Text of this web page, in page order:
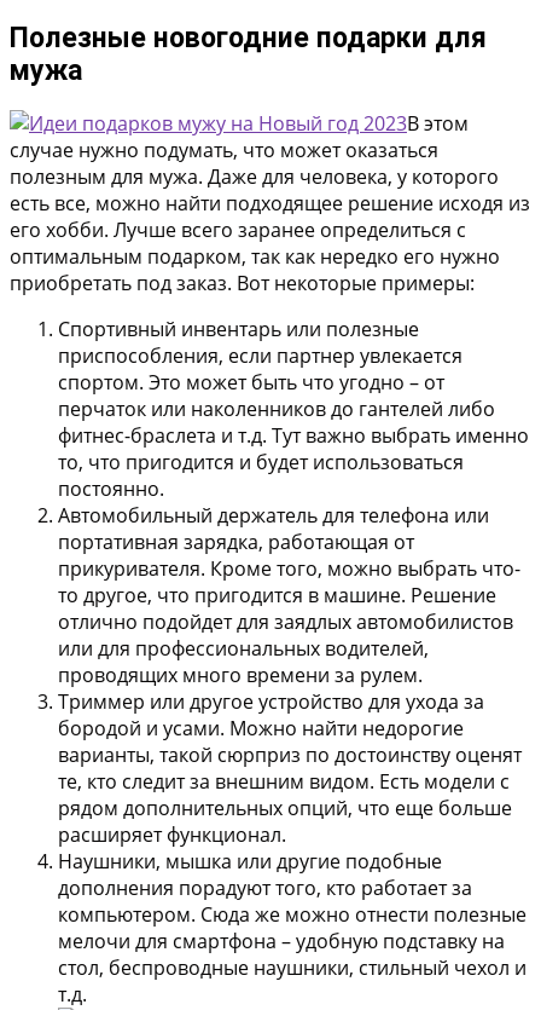
Полезные новогодние подарки для
мужа
В этом
случае нужно подумать, что может оказаться
полезным для мужа. Даже для человека, у которого
есть все, можно найти подходящее решение исходя из
его хобби. Лучше всего заранее определиться с
оптимальным подарком, так как нередко его нужно
приобретать под заказ. Вот некоторые примеры:
Спортивный инвентарь или полезные
приспособления, если партнер увлекается
спортом. Это может быть что угодно – от
перчаток или наколенников до гантелей либо
фитнес-браслета и т.д. Тут важно выбрать именно
то, что пригодится и будет использоваться
постоянно.
Автомобильный держатель для телефона или
портативная зарядка, работающая от
прикуривателя. Кроме того, можно выбрать что-
то другое, что пригодится в машине. Решение
отлично подойдет для заядлых автомобилистов
или для профессиональных водителей,
проводящих много времени за рулем.
Триммер или другое устройство для ухода за
бородой и усами. Можно найти недорогие
варианты, такой сюрприз по достоинству оценят
те, кто следит за внешним видом. Есть модели с
рядом дополнительных опций, что еще больше
расширяет функционал.
Наушники, мышка или другие подобные
дополнения порадуют того, кто работает за
компьютером. Сюда же можно отнести полезные
мелочи для смартфона – удобную подставку на
стол, беспроводные наушники, стильный чехол и
т.д.